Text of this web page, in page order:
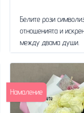
Белите рози
отношенията и
между двама души.
Намаление